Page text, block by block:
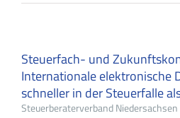
Steuerfach- und
Internationale elektronische
schneller in der Steuerfalle
Steuerberaterverband